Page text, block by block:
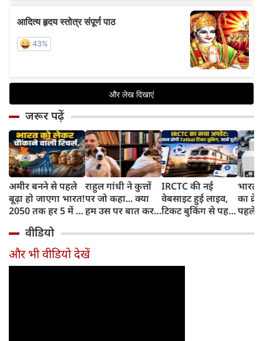
जरूर पढ़ें
अमीर बनने से पहले
बूढ़ा हो जाएगा भारत!
2050 तक हर 5 में 1
साल से ज्यादा उम्र का
राहुल गांधी ने कुत्तों
पर जो कहा... क्या
हम उस पर बात कर
IRCTC की नई
वेबसाइट हुई लाइव,
टिकट बुकिंग से पहले
काम, जानें पूरा
भारत
का
पहले
और
वीडियो
और भी वीडियो देखें